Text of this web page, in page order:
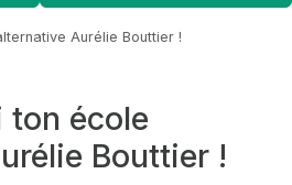
Aurélie Bouttier !
ton école
Bouttier !